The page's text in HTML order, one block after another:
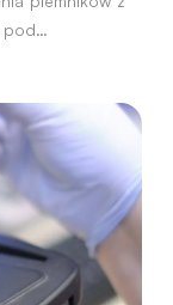
pod
są związane